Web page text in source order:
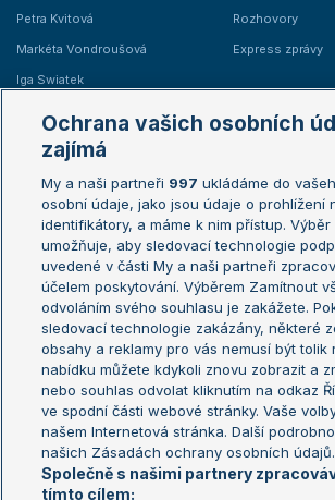
Petra Kvitová
Markéta Vondroušová
Iga Swiatek
Rozhovory
Express zprávy
Žebříčky
Žebříček ATP (muži)
Žebříček WTA (ženy)
Sázkařský žebříček
Australian Open
French Open
Wimbledon
US Open
Turnaj mistrů
Turnaj mistryň
Aktualní trendy
Fotbalové přestupy
Livesport Daily
LS Prague Open
Ochrana vašich osobních
zajímá
My a naši partneři 997 ukládáme do
osobní údaje, jako jsou údaje o prohlížení
identifikátory, a máme k nim přístup. Výběr
umožňuje, aby sledovací technologie
uvedené v části My a naši partneři
účelem poskytování. Výběrem Zamítnout
odvoláním svého souhlasu je zakážete.
sledovací technologie zakázány, některé
obsahy a reklamy pro vás nemusí být tolik
nabídku můžete kdykoli znovu zobrazit a
nebo souhlas odvolat kliknutím na odkaz
ve spodní části webové stránky. Vaše
našem Internetová stránka. Další
našich Zásadách ochrany osobních údajů.
Společně s našimi partnery
tímto cílem: